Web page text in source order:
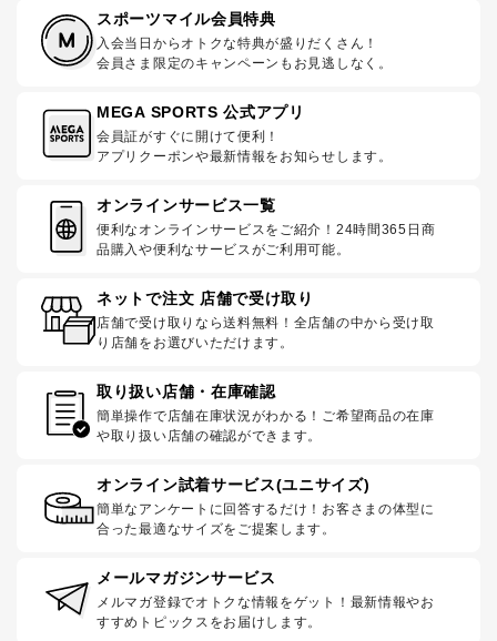
スポーツマイル会員特典
入会当日からオトクな特典が盛りだくさん！
会員さま限定のキャンペーンもお見逃しなく。
MEGA SPORTS 公式アプリ
会員証がすぐに開けて便利！
アプリクーポンや最新情報をお知らせします。
オンラインサービス一覧
便利なオンラインサービスをご紹介！24時間365日商
品購入や便利なサービスがご利用可能。
ネットで注文 店舗で受け取り
店舗で受け取りなら送料無料！全店舗の中から受け取
り店舗をお選びいただけます。
取り扱い店舗・在庫確認
簡単操作で店舗在庫状況がわかる！ご希望商品の在庫
や取り扱い店舗の確認ができます。
オンライン試着サービス(ユニサイズ)
簡単なアンケートに回答するだけ！お客さまの体型に
合った最適なサイズをご提案します。
メールマガジンサービス
メルマガ登録でオトクな情報をゲット！最新情報やお
すすめトピックスをお届けします。